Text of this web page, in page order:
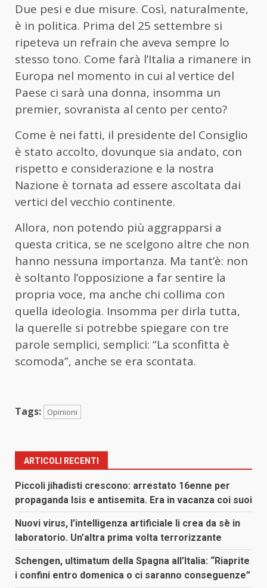
Due pesi e due misure. Così, naturalmente,
è in politica. Prima del 25 settembre si
ripeteva un refrain che aveva sempre lo
stesso tono. Come farà l’Italia a rimanere in
Europa nel momento in cui al vertice del
Paese ci sarà una donna, insomma un
premier, sovranista al cento per cento?
Come è nei fatti, il presidente del Consiglio
è stato accolto, dovunque sia andato, con
rispetto e considerazione e la nostra
Nazione è tornata ad essere ascoltata dai
vertici del vecchio continente.
Allora, non potendo più aggrapparsi a
questa critica, se ne scelgono altre che non
hanno nessuna importanza. Ma tant’è: non
è soltanto l’opposizione a far sentire la
propria voce, ma anche chi collima con
quella ideologia. Insomma per dirla tutta,
la querelle si potrebbe spiegare con tre
parole semplici, semplici: “La sconfitta è
scomoda”, anche se era scontata.
Tags: Opinioni
ARTICOLI RECENTI
Piccoli jihadisti crescono: arrestato 16enne per
propaganda Isis e antisemita. Era in vacanza coi suoi
Nuovi virus, l’intelligenza artificiale li crea da sè in
laboratorio. Un’altra prima volta terrorizzante
Schengen, ultimatum della Spagna all’Italia: “Riaprite
i confini entro domenica o ci saranno conseguenze”